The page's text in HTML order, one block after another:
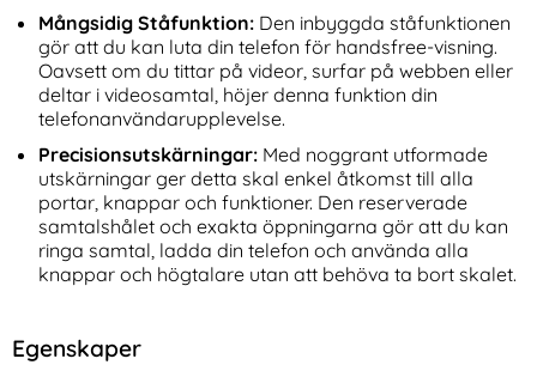
Mångsidig Ståfunktion: Den inbyggda ståfunktionen
gör att du kan luta din telefon för handsfree-visning.
Oavsett om du tittar på videor, surfar på webben eller
deltar i videosamtal, höjer denna funktion din
telefonanvändarupplevelse.
Precisionsutskärningar: Med noggrant utformade
utskärningar ger detta skal enkel åtkomst till alla
portar, knappar och funktioner. Den reserverade
samtalshålet och exakta öppningarna gör att du kan
ringa samtal, ladda din telefon och använda alla
knappar och högtalare utan att behöva ta bort skalet.
Egenskaper